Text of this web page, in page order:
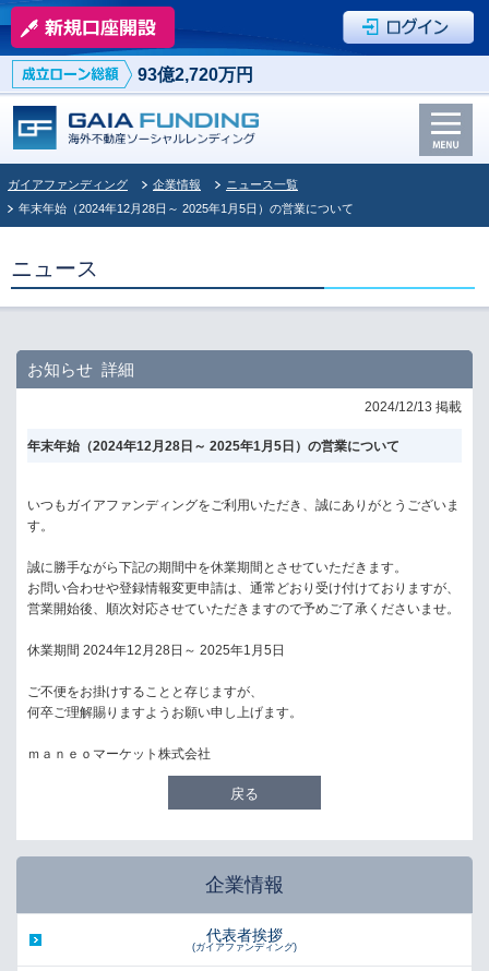
93億2,720万円
ガイアファンディング 企業情報
ニュース一覧
年末年始（2024年12月28日～ 2025年1月5日）の営業について
ニュース
お知らせ 詳細
2024/12/13 掲載
年末年始（2024年12月28日～ 2025年1月5日）の営業について
いつもガイアファンディングをご利用いただき、誠にありがとうございま
す。
誠に勝手ながら下記の期間中を休業期間とさせていただきます。
お問い合わせや登録情報変更申請は、通常どおり受け付けておりますが、
営業開始後、順次対応させていただきますので予めご了承くださいませ。
休業期間 2024年12月28日～ 2025年1月5日
ご不便をお掛けすることと存じますが、
何卒ご理解賜りますようお願い申し上げます。
ｍａｎｅｏマーケット株式会社
戻る
企業情報
代表者挨拶
(ガイアファンディング)